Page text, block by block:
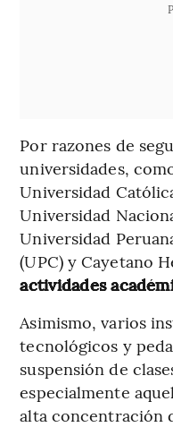
Por razones de
universidades,
Universidad
Universidad
Universidad
(UPC) y Cayetano
actividades
Asimismo, varios
tecnológicos y
suspensión de
especialmente
alta concentración